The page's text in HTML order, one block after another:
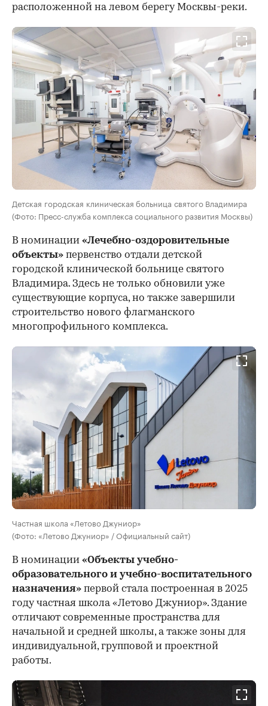
расположенной на левом берегу Москвы-реки.
Детская городская клиническая больница святого Владимира
(Фото: Пресс-служба комплекса социального развития Москвы)
В номинации «Лечебно-оздоровительные
объекты» первенство отдали детской
городской клинической больнице святого
Владимира. Здесь не только обновили уже
существующие корпуса, но также завершили
строительство нового флагманского
многопрофильного комплекса.
Частная школа «Летово Джуниор»
(Фото: «Летово Джуниор» / Официальный сайт)
В номинации «Объекты учебно-
образовательного и учебно-воспитательного
назначения» первой стала построенная в 2025
году частная школа «Летово Джуниор». Здание
отличают современные пространства для
начальной и средней школы, а также зоны для
индивидуальной, групповой и проектной
работы.